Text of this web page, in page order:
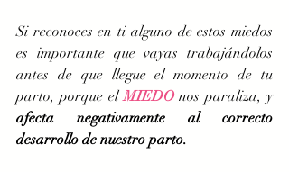
Si reconoces en ti alguno de estos miedos
es importante que vayas trabajándolos
antes de que llegue el momento de tu
parto, porque el MIEDO
nos paraliza, y
afecta negativamente al correcto
desarrollo de nuestro parto.